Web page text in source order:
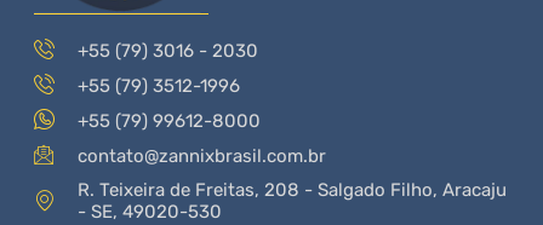
+55 (79) 3016 - 2030
+55 (79) 3512-1996
+55 (79) 99612-8000
contato@zannixbrasil.com.br
R. Teixeira de Freitas, 208 - Salgado Filho, Aracaju
- SE, 49020-530